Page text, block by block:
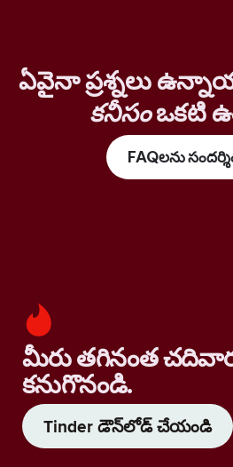
ఏవైనా ప్రశ్నలు
కనీసంఒకటి
FAQలను
మీరు తగినంత
కనుగొనండి.
Tinder డౌన్‌లోడ్ చేయండి